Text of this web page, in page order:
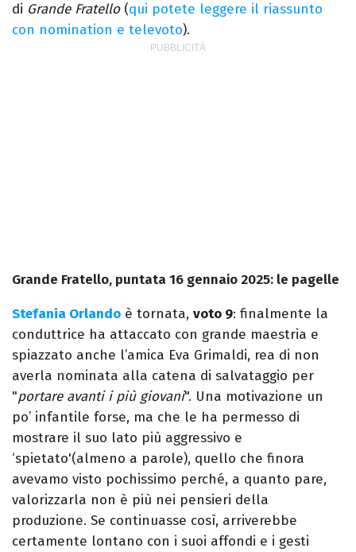
di Grande Fratello(qui potete leggere il riassunto
con nomination e televoto).
Grande Fratello, puntata 16 gennaio 2025: le pagelle
Stefania Orlando è tornata, voto 9: finalmente la
conduttrice ha attaccato con grande maestria e
spiazzato anche l’amica Eva Grimaldi, rea di non
averla nominata alla catena di salvataggio per
"portare avanti i più giovani". Una motivazione un
po’ infantile forse, ma che le ha permesso di
mostrare il suo lato più aggressivo e
‘spietato'(almeno a parole), quello che finora
avevamo visto pochissimo perché, a quanto pare,
valorizzarla non è più nei pensieri della
produzione. Se continuasse così, arriverebbe
certamente lontano con i suoi affondi e i gesti